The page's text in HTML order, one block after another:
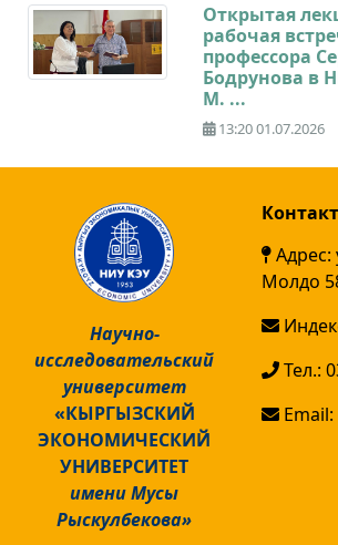
Открытая
рабочая
профессора
Бодрунова в
М. ...
13:20 01.07.2026
Научно-
исследовательский
университет
«КЫРГЫЗСКИЙ
ЭКОНОМИЧЕСКИЙ
УНИВЕРСИТЕТ
имени Мусы
Рыскулбекова»
Адрес:
Молдо
Тел.: